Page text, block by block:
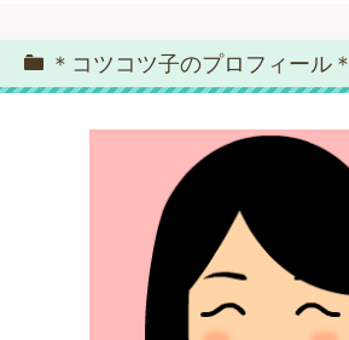
＊コツコツ子のプロフィール＊